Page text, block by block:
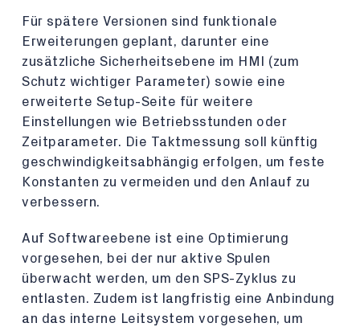
Für spätere Versionen sind funktionale
Erweiterungen geplant, darunter eine
zusätzliche Sicherheitsebene im HMI (zum
Schutz wichtiger Parameter) sowie eine
erweiterte Setup-Seite für weitere
Einstellungen wie Betriebsstunden oder
Zeitparameter. Die Taktmessung soll künftig
geschwindigkeitsabhängig erfolgen, um feste
Konstanten zu vermeiden und den Anlauf zu
verbessern.
Auf Softwareebene ist eine Optimierung
vorgesehen, bei der nur aktive Spulen
überwacht werden, um den SPS-Zyklus zu
entlasten. Zudem ist langfristig eine Anbindung
an das interne Leitsystem vorgesehen, um